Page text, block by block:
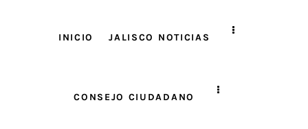
INICIO JALISCO NOTICIAS
CONSEJO CIUDADANO